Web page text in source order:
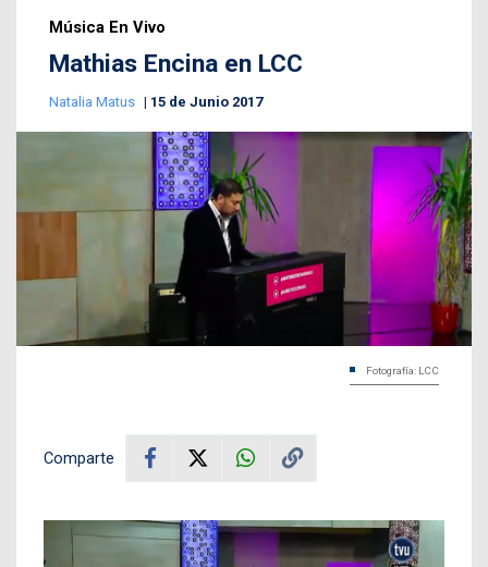
Música En Vivo
Mathias Encina en LCC
Natalia Matus 15 de Junio 2017
Fotografía: LCC
Comparte